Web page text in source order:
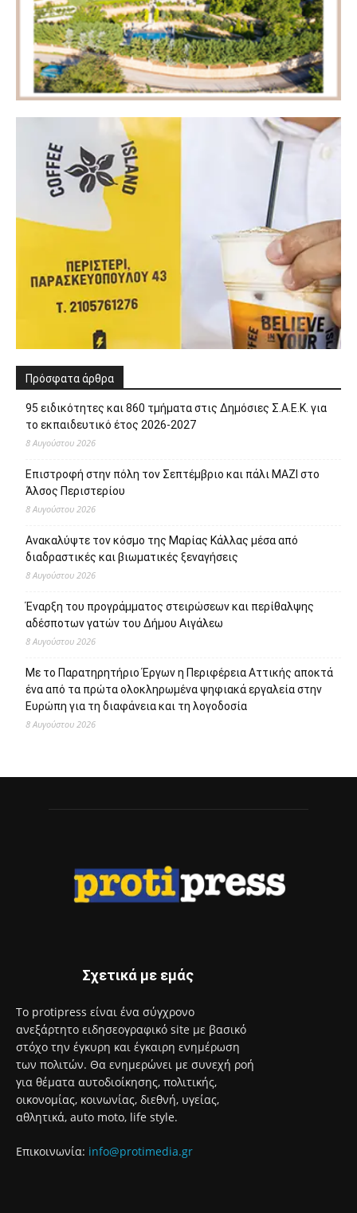
Πρόσφατα άρθρα
95 ειδικότητες και 860 τμήματα στις Δημόσιες Σ.Α.Ε.Κ. για
το εκπαιδευτικό έτος 2026-2027
8 Αυγούστου 2026
Επιστροφή στην πόλη τον Σεπτέμβριο και πάλι ΜΑΖΙ στο
Άλσος Περιστερίου
8 Αυγούστου 2026
Ανακαλύψτε τον κόσμο της Μαρίας Κάλλας μέσα από
διαδραστικές και βιωματικές ξεναγήσεις
8 Αυγούστου 2026
Έναρξη του προγράμματος στειρώσεων και περίθαλψης
αδέσποτων γατών του Δήμου Αιγάλεω
8 Αυγούστου 2026
Με το Παρατηρητήριο Έργων η Περιφέρεια Αττικής αποκτά
ένα από τα πρώτα ολοκληρωμένα ψηφιακά εργαλεία στην
Ευρώπη για τη διαφάνεια και τη λογοδοσία
8 Αυγούστου 2026
Σχετικά με εμάς
Το protipress είναι ένα σύγχρονο
ανεξάρτητο ειδησεογραφικό site με βασικό
στόχο την έγκυρη και έγκαιρη ενημέρωση
των πολιτών. Θα ενημερώνει με συνεχή ροή
για θέματα αυτοδιοίκησης, πολιτικής,
οικονομίας, κοινωνίας, διεθνή, υγείας,
αθλητικά, auto moto, life style.
Επικοινωνία: info@protimedia.gr